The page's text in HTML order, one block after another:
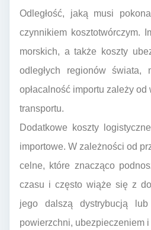
Odległość, jaką musi
czynnikiem kosztotwórczym.
morskich, a także koszty
odległych regionów
opłacalność importu zależy
transportu.
Dodatkowe koszty
importowe. W zależności od
celne, które znacząco
czasu i często wiąże się z
jego dalszą dystrybucją
powierzchni, ubezpieczeniem i